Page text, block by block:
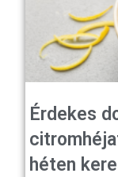
Érdekes
héten